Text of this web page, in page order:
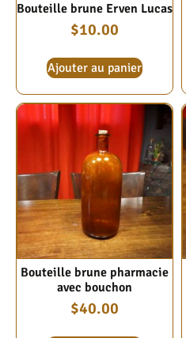
Bouteille brune Erven Lucas
$10.00
Ajouter au panier
Bouteille brune pharmacie
avec bouchon
$40.00